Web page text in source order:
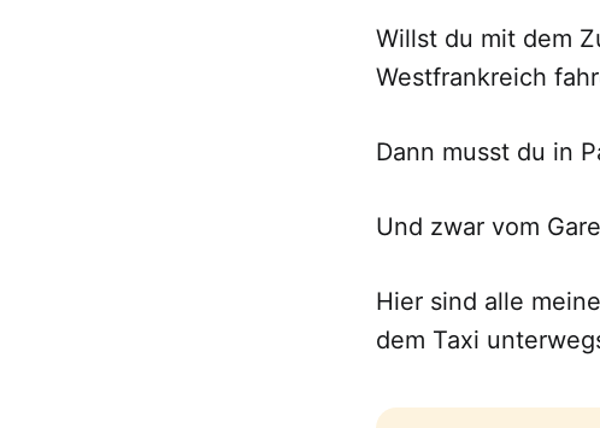
Willst du mit dem
Westfrankreich
Dann musst du in
Und zwar vom
Hier sind alle
dem Taxi